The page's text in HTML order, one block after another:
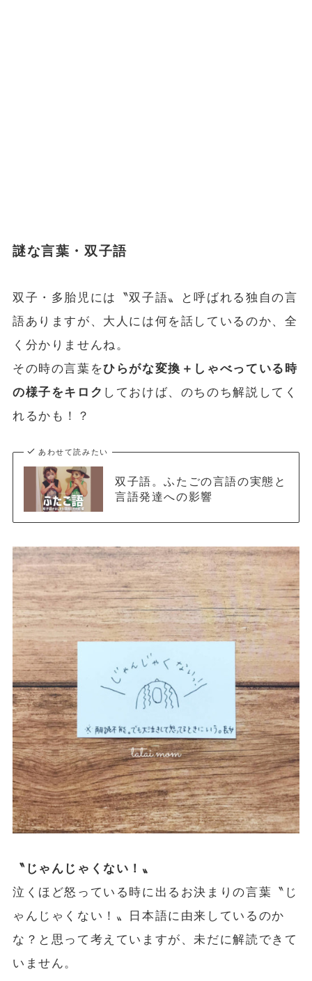
謎な言葉・双子語
双子・多胎児には〝双子語〟と呼ばれる独自の言
語ありますが、大人には何を話しているのか、全
く分かりませんね。
その時の言葉をひらがな変換＋しゃべっている時
の様子をキロク しておけば、のちのち解説してく
れるかも！？
あわせて読みたい
双子語。ふたごの言語の実態と
言語発達への影響
〝じゃんじゃくない！〟
泣くほど怒っている時に出るお決まりの言葉〝じ
ゃんじゃくない！〟日本語に由来しているのか
な？と思って考えていますが、未だに解読できて
いません。